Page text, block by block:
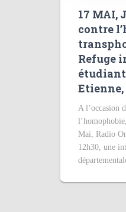
17 MAI,
contre
Refuge
Etienne,
A l’occasion
Mai, Radio
12h30, une